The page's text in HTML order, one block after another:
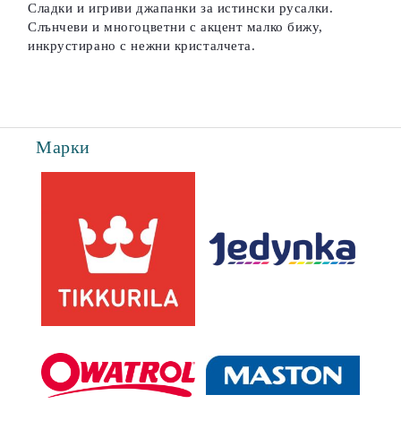
Сладки и игриви джапанки за истински русалки.
Слънчеви и многоцветни с акцент малко бижу,
инкрустирано с нежни кристалчета.
Марки